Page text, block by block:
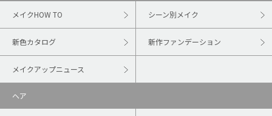
メイクHOW TO シーン別メイク
新色カタログ 新作ファンデーション
メイクアップニュース
ヘア